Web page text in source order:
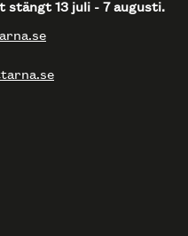
stängt 13 juli - 7 augusti.